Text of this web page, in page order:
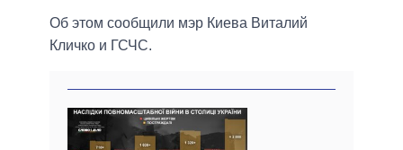
Об этом сообщили мэр Киева Виталий
Кличко и ГСЧС.